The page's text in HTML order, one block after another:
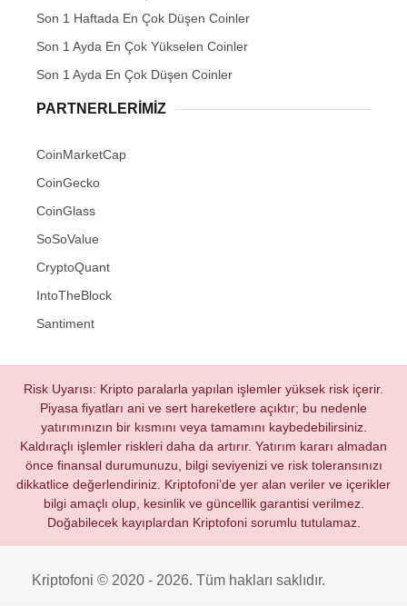
Son 1 Haftada En Çok Düşen Coinler
Son 1 Ayda En Çok Yükselen Coinler
Son 1 Ayda En Çok Düşen Coinler
PARTNERLERIMIZ
CoinMarketCap
CoinGecko
CoinGlass
SoSoValue
CryptoQuant
IntoTheBlock
Santiment
Risk Uyarısı: Kripto paralarla yapılan işlemler yüksek risk içerir.
Piyasa fiyatları ani ve sert hareketlere açıktır; bu nedenle
yatırımınızın bir kısmını veya tamamını kaybedebilirsiniz.
Kaldıraçlı işlemler riskleri daha da artırır. Yatırım kararı almadan
önce finansal durumunuzu, bilgi seviyenizi ve risk toleransınızı
dikkatlice değerlendiriniz. Kriptofoni’de yer alan veriler ve içerikler
bilgi amaçlı olup, kesinlik ve güncellik garantisi verilmez.
Doğabilecek kayıplardan Kriptofoni sorumlu tutulamaz.
Kriptofoni © 2020 - 2026. Tüm hakları saklıdır.